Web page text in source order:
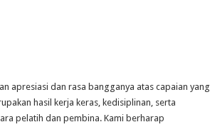
apresiasi dan rasa bangganya atas capaian yang
hasil kerja keras, kedisiplinan, serta
pelatih dan pembina. Kami berharap